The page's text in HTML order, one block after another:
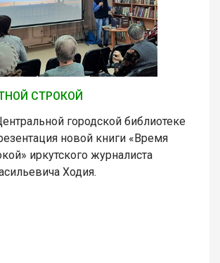
СТРОКОЙ
городской библиотеке
новой книги «Время
иркутского журналиста
Ходия.